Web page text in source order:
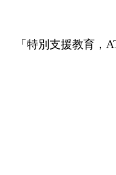
「特別支援教育，